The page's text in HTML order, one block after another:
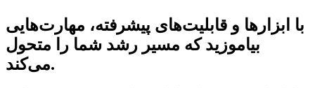
با ابزارها و قابلیت‌های پیشرفته، مهارت‌هایی
بیاموزید که مسیر رشد شما را متحول
می‌کند.